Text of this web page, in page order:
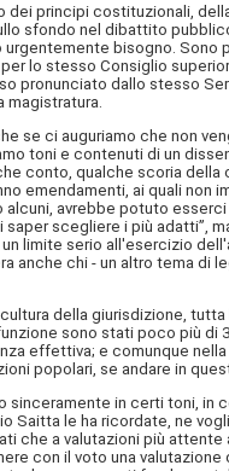
principi costituzionali,
sfondo nel dibattito
bisogno.
lo stesso Consiglio
dallo stesso
se ci auguriamo che non
toni e contenuti di un
conto, qualche scoria
emendamenti, ai quali
alcuni, avrebbe potuto
scegliere i più
limite serio all'esercizio
anche chi - un altro tema
della giurisdizione,
sono stati poco più
effettiva; e comunque
popolari, se andare in
in certi toni,
Saitta le ha ricordate, ne
che a valutazioni più
con il voto una